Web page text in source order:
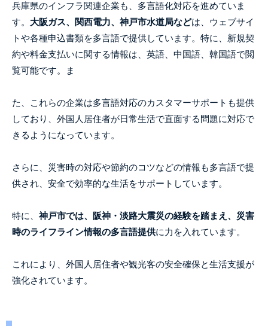
兵庫県のインフラ関連企業も、多言語化対応を進めていま
す。 大阪ガス、関西電力、神戸市水道局などは、ウェブサイ
トや各種申込書類を多言語で提供しています。特に、新規契
約や料金支払いに関する情報は、英語、中国語、韓国語で閲
覧可能です。ま
た、これらの企業は多言語対応のカスタマーサポートも提供
しており、外国人居住者が日常生活で直面する問題に対応で
きるようになっています。
さらに、災害時の対応や節約のコツなどの情報も多言語で提
供され、安全で効率的な生活をサポートしています。
特に、 神戸市では、阪神・淡路大震災の経験を踏まえ、災害
時のライフライン情報の多言語提供に力を入れています。
これにより、外国人居住者や観光客の安全確保と生活支援が
強化されています。